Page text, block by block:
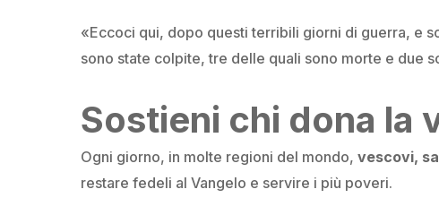
«Eccoci qui, dopo questi terribili giorni di guerra, e
sono state colpite, tre delle quali sono morte e due
Sostieni chi dona la
Ogni giorno, in molte regioni del mondo,vescovi,
restare fedeli al Vangelo e servire i più poveri.